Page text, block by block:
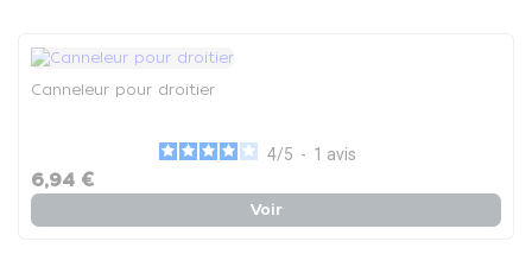
Canneleur pour droitier
4/5 - 1 avis
6,94 €
Voir